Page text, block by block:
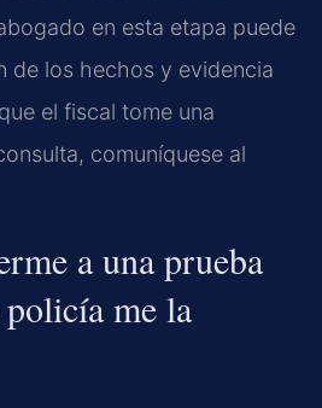
en esta etapa puede
de los hechos y evidencia
el fiscal tome una
comuníquese al
a una prueba
me la